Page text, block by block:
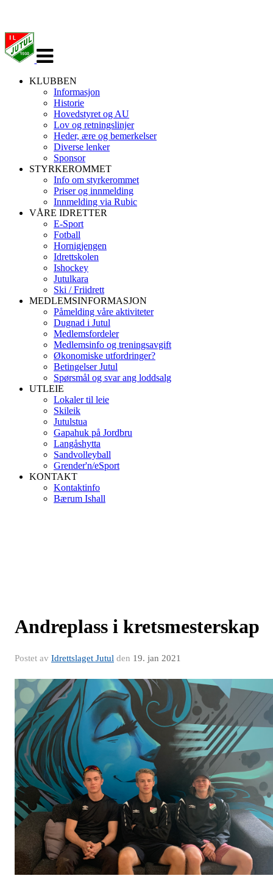
navigasjon
KLUBBEN
Informasjon
Historie
Hovedstyret og AU
Lov og retningslinjer
Heder, ære og bemerkelser
Diverse lenker
Sponsor
STYRKEROMMET
Info om styrkerommet
Priser og innmelding
Innmelding via Rubic
VÅRE IDRETTER
E-Sport
Fotball
Hornigjengen
Idrettskolen
Ishockey
Jutulkara
Ski / Friidrett
MEDLEMSINFORMASJON
Påmelding våre aktiviteter
Dugnad i Jutul
Medlemsfordeler
Medlemsinfo og treningsavgift
Økonomiske utfordringer?
Betingelser Jutul
Spørsmål og svar ang loddsalg
UTLEIE
Lokaler til leie
Skileik
Jutulstua
Gapahuk på Jordbru
Langåshytta
Sandvolleyball
Grender'n/eSport
KONTAKT
Kontaktinfo
Bærum Ishall
Andreplass i kretsmesterskap
Postet av Idrettslaget Jutul den 19. jan 2021